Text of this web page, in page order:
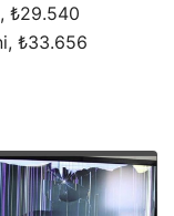
₺29.540
₺33.656